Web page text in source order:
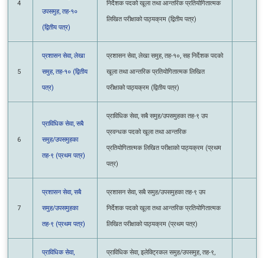
5
प्रशासन सेवा, लेखा
समुह, तह-१०
(द्वितीय पत्र)
प्रशासन सेवा, लेखा समुह, तह-१०, सह निर्देशक
पदको खूला तथा आन्तरिक प्रतियोगितात्मक लिखित
परीक्षाको पाठ्यक्रम (द्वितीय पत्र)
प्राविधिक सेवा, सबै
तह-९ (प्रथम पत्र)
प्राविधिक सेवा, सबै समुह/उपसमुहका तह-९ उप
प्रवन्धक पदको खूला तथा आन्तरिक
प्रतियोगितात्मक लिखित परीक्षाको पाठ्यक्रम
(प्रथम पत्र)
7
प्रशासन सेवा, सबै
समुह/उपसमुहका
तह-९ (प्रथम पत्र)
प्रशासन सेवा, सबै समुह/उपसमुहका तह-९ उप
निर्देशक पदको खूला तथा आन्तरिक प्रतियोगितात्मक
लिखित परीक्षाको पाठ्यक्रम (प्रथम पत्र)
प्राविधिक सेवा,
इलेक्ट्रिकल समुह/
उपसमुह, तह-९
प्राविधिक सेवा, इलेक्ट्रिकल समुह/उपसमुह, तह-९,
उप प्रवन्धक पदको खूला तथा आन्तरिक
प्रतियोगितात्मक लिखित परीक्षाको पाठ्यक्रम (द्वितीय